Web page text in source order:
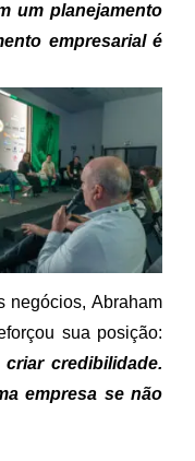
um planejamento
empresarial é
negócios, Abraham
sua posição:
credibilidade.
empresa se não